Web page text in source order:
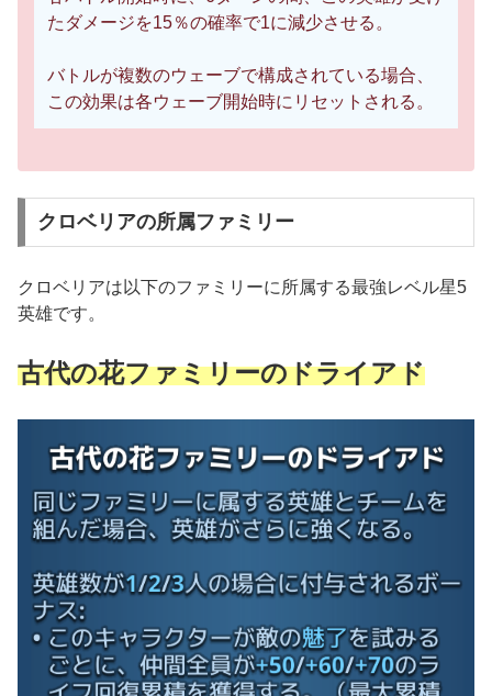
たダメージを15％の確率で1に減少させる。
バトルが複数のウェーブで構成されている場合、
この効果は各ウェーブ開始時にリセットされる。
クロベリアの所属ファミリー
クロベリアは以下のファミリーに所属する最強レベル星5
英雄です。
古代の花ファミリーのドライアド